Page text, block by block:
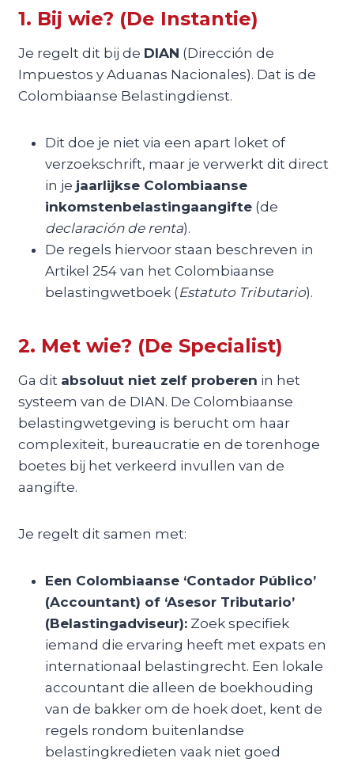
1. Bij wie? (De Instantie)
Je regelt dit bij de DIAN (Dirección de
Impuestos y Aduanas Nacionales). Dat is de
Colombiaanse Belastingdienst.
Dit doe je niet via een apart loket of
verzoekschrift, maar je verwerkt dit direct
in je jaarlijkse Colombiaanse
inkomstenbelastingaangifte(de
declaración de renta).
De regels hiervoor staan beschreven in
Artikel 254 van het Colombiaanse
belastingwetboek (Estatuto Tributario).
2. Met wie? (De Specialist)
Ga dit absoluut niet zelf proberen in het
systeem van de DIAN. De Colombiaanse
belastingwetgeving is berucht om haar
complexiteit, bureaucratie en de torenhoge
boetes bij het verkeerd invullen van de
aangifte.
Je regelt dit samen met:
Een Colombiaanse ‘Contador Público’
(Accountant) of ‘Asesor Tributario’
(Belastingadviseur):Zoek specifiek
iemand die ervaring heeft met expats en
internationaal belastingrecht. Een lokale
accountant die alleen de boekhouding
van de bakker om de hoek doet, kent de
regels rondom buitenlandse
belastingkredieten vaak niet goed